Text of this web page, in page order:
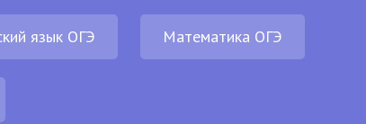
язык ОГЭ Математика ОГЭ